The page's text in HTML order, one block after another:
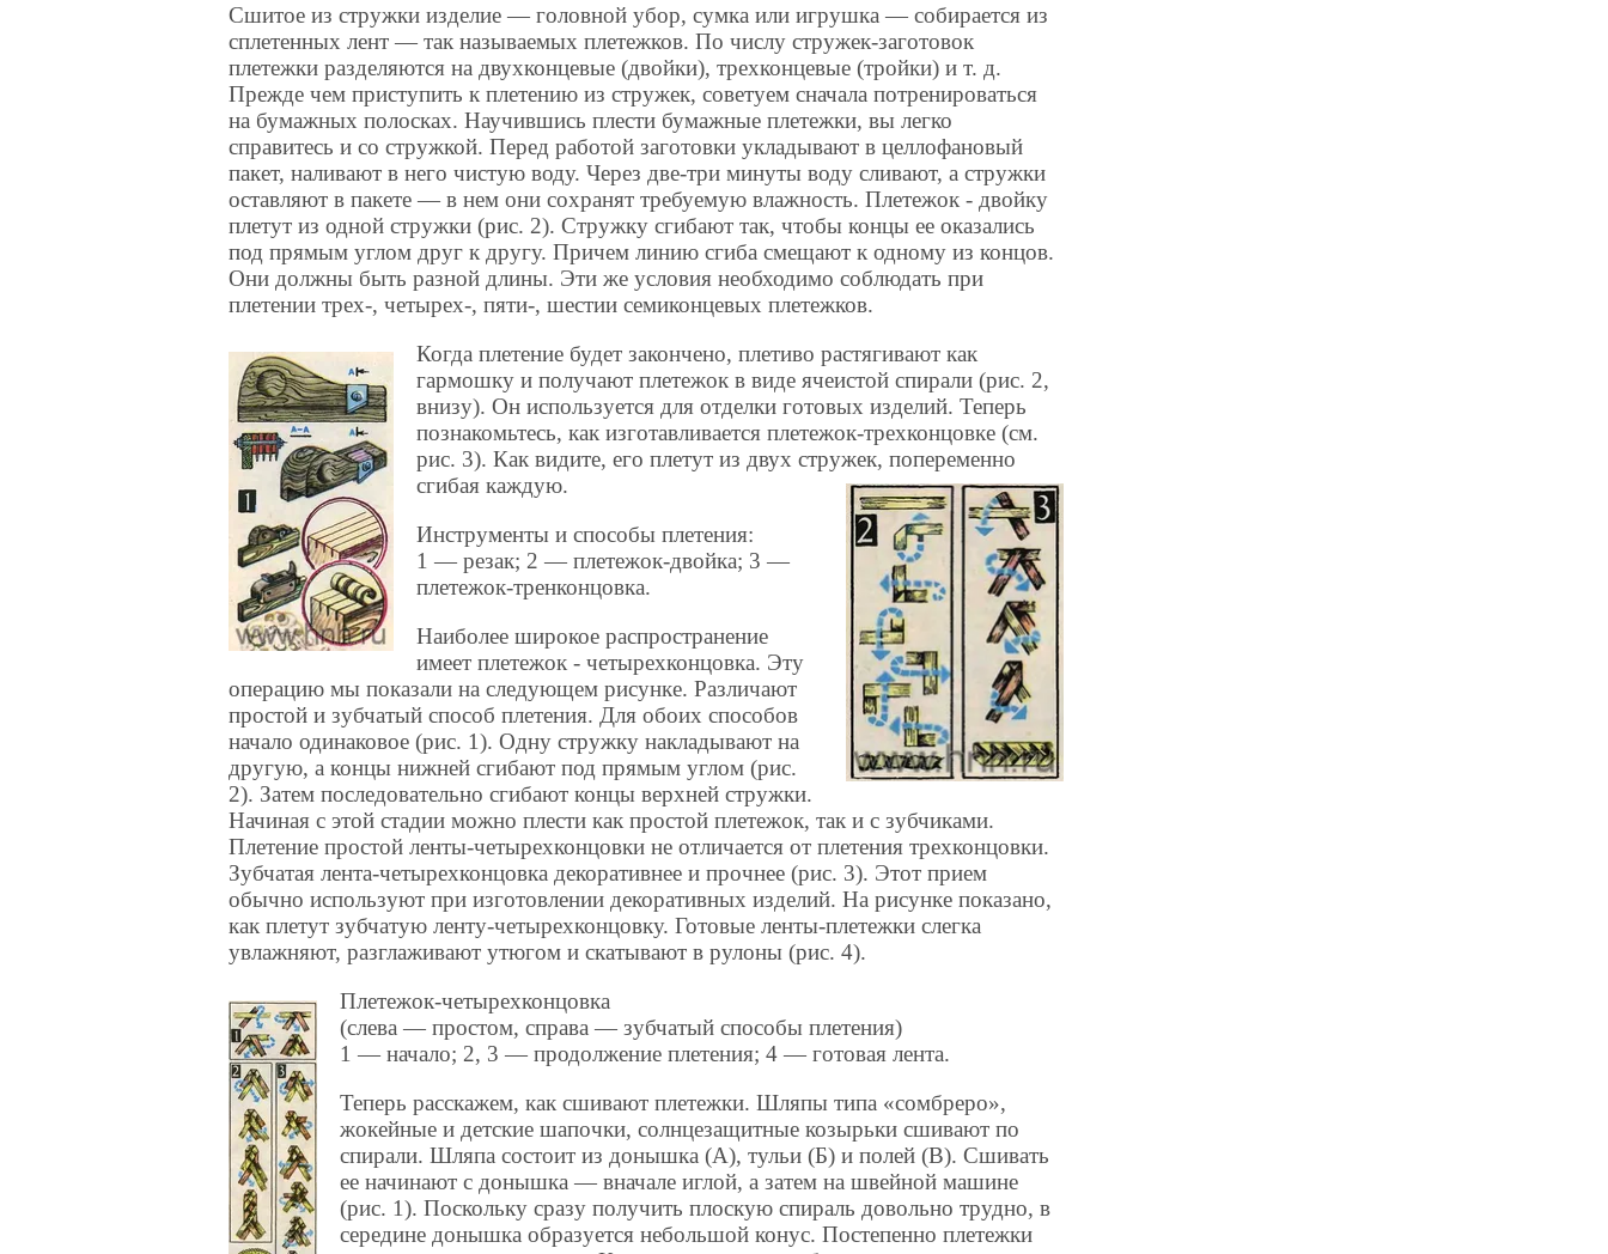
Сшитое из стружки изделие — головной убор, сумка или игрушка — собирается из
сплетенных лент — так называемых плетежков. По числу стружек-заготовок
плетежки разделяются на двухконцевые (двойки), трехконцевые (тройки) и т. д.
Прежде чем приступить к плетению из стружек, советуем сначала потренироваться
на бумажных полосках. Научившись плести бумажные плетежки, вы легко
справитесь и со стружкой. Перед работой заготовки укладывают в целлофановый
пакет, наливают в него чистую воду. Через две-три минуты воду сливают, а стружки
оставляют в пакете — в нем они сохранят требуемую влажность. Плетежок - двойку
плетут из одной стружки (рис. 2). Стружку сгибают так, чтобы концы ее оказались
под прямым углом друг к другу. Причем линию сгиба смещают к одному из концов.
Они должны быть разной длины. Эти же условия необходимо соблюдать при
плетении трех-, четырех-, пяти-, шестии семиконцевых плетежков.
Когда плетение будет закончено, плетиво растягивают как
гармошку и получают плетежок в виде ячеистой спирали (рис. 2,
внизу). Он используется для отделки готовых изделий. Теперь
познакомьтесь, как изготавливается плетежок-трехконцовке (см.
рис. 3). Как видите, его плетут из двух стружек, попеременно
сгибая каждую.
Инструменты и способы плетения:
1 — резак; 2 — плетежок-двойка; 3 —
плетежок-тренконцовка.
Наиболее широкое распространение
имеет плетежок - четырехконцовка. Эту
операцию мы показали на следующем рисунке. Различают
простой и зубчатый способ плетения. Для обоих способов
начало одинаковое (рис. 1). Одну стружку накладывают на
другую, а концы нижней сгибают под прямым углом (рис.
2). Затем последовательно сгибают концы верхней стружки.
Начиная с этой стадии можно плести как простой плетежок, так и с зубчиками.
Плетение простой ленты-четырехконцовки не отличается от плетения трехконцовки.
Зубчатая лента-четырехконцовка декоративнее и прочнее (рис. 3). Этот прием
обычно используют при изготовлении декоративных изделий. На рисунке показано,
как плетут зубчатую ленту-четырехконцовку. Готовые ленты-плетежки слегка
увлажняют, разглаживают утюгом и скатывают в рулоны (рис. 4).
Плетежок-четырехконцовка
(слева — простом, справа — зубчатый способы плетения)
1 — начало; 2, 3 — продолжение плетения; 4 — готовая лента.
Теперь расскажем, как сшивают плетежки. Шляпы типа «сомбреро»,
жокейные и детские шапочки, солнцезащитные козырьки сшивают по
спирали. Шляпа состоит из донышка (А), тульи (Б) и полей (В). Сшивать
ее начинают с донышка — вначале иглой, а затем на швейной машине
(рис. 1). Поскольку сразу получить плоскую спираль довольно трудно, в
середине донышка образуется небольшой конус. Постепенно плетежки